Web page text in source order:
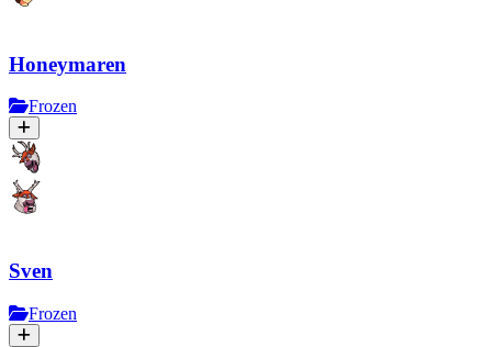
Honeymaren
Frozen
Sven
Frozen